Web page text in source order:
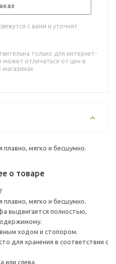
с вами и уточнят
только для интернет-
может отличаться от цен в
магазинах
мягко и бесшумно.
о товаре
мягко и бесшумно.
выдвигается полностью,
ходом и стопором.
для хранения в соответствии с
или слева.